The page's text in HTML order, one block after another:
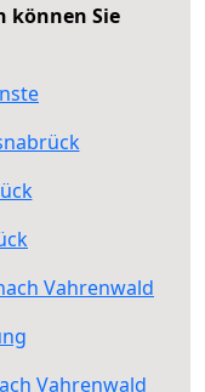
können Sie
Vahrenwald
Vahrenwald